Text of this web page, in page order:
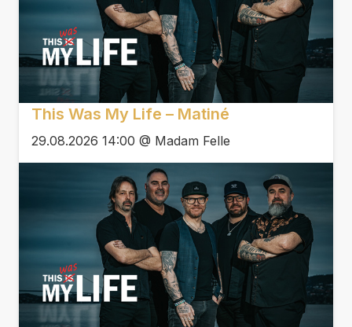
This Was My Life – Matiné
29.08.2026 14:00 @ Madam Felle